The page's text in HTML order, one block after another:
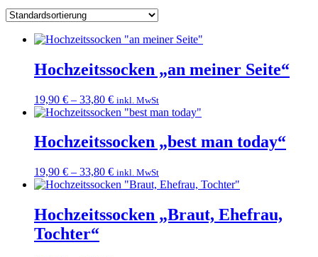
Hochzeitssocken „an meiner Seite“
19,90 € – 33,80 € inkl. MwSt
Hochzeitssocken „best man today“
19,90 € – 33,80 € inkl. MwSt
Hochzeitssocken „Braut, Ehefrau,
Tochter“